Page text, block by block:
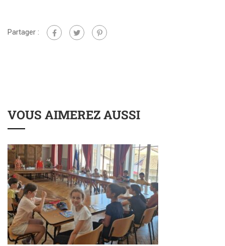
Partager :
VOUS AIMEREZ AUSSI